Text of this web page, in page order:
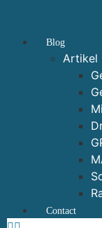
Blog
Artikel
Contact